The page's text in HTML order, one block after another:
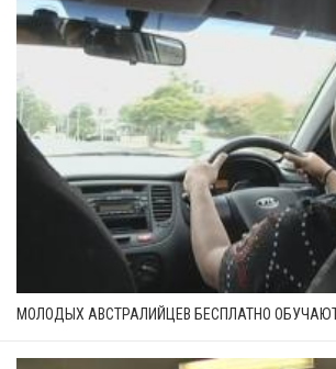
МОЛОДЫХ АВСТРАЛИЙЦЕВ БЕСПЛАТНО